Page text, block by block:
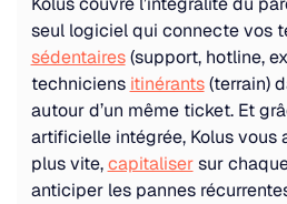
seul logiciel qui connecte vos
sédentaires(support, hotline,
techniciens itinérants(terrain)
autour d’un même ticket. Et
artificielle intégrée, Kolus
plus vite,capitalisersur
anticiper les pannes